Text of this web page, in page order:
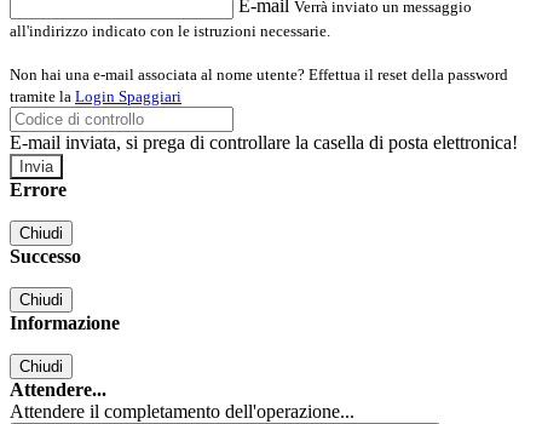
E-mail Verrà inviato un messaggio
all'indirizzo indicato con le istruzioni necessarie.
Non hai una e-mail associata al nome utente? Effettua il reset della password
tramite la Login Spaggiari
E-mail inviata, si prega di controllare la casella di posta elettronica!
Errore
Chiudi
Successo
Chiudi
Informazione
Chiudi
Attendere...
Attendere il completamento dell'operazione...